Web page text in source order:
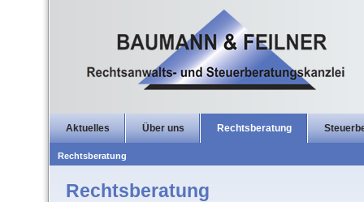
Aktuelles Über uns Rechtsberatung
Rechtsberatung
Rechtsberatung